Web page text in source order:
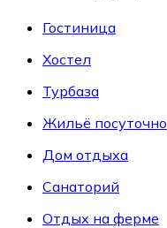
Гостиница
Хостел
Турбаза
Жильё посуточно
Дом отдыха
Санаторий
Отдых на ферме